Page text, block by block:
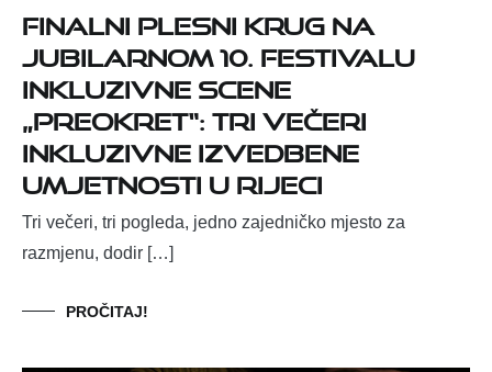
Finalni plesni krug na
jubilarnom 10. festivalu
inkluzivne scene
„PreOKRET“: tri večeri
inkluzivne izvedbene
umjetnosti u Rijeci
Tri večeri, tri pogleda, jedno zajedničko mjesto za
razmjenu, dodir […]
PROČITAJ!